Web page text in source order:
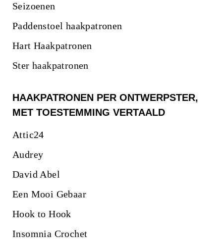
Seizoenen
Paddenstoel haakpatronen
Hart Haakpatronen
Ster haakpatronen
HAAKPATRONEN PER ONTWERPSTER,
MET TOESTEMMING VERTAALD
Attic24
Audrey
David Abel
Een Mooi Gebaar
Hook to Hook
Insomnia Crochet